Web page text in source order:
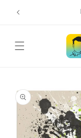
para o
informação
do produto